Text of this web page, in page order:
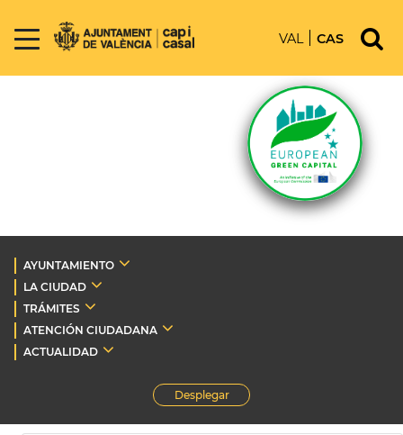
VAL CAS
AYUNTAMIENTO
LA CIUDAD
TRÁMITES
ATENCIÓN CIUDADANA
ACTUALIDAD
Desplegar